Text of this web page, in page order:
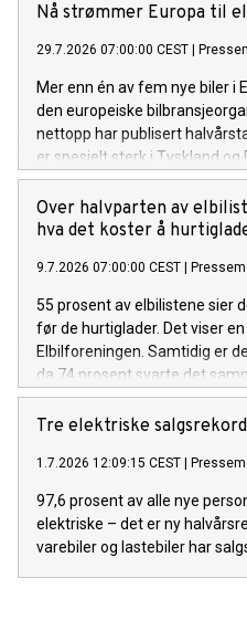
Nå strømmer Europa til
29.7.2026 07:00:00 CEST |
Mer enn én av fem nye biler i
den europeiske
nettopp har publisert
er spesielt sterk i Tyskland og
Over halvparten av
hva det koster å
9.7.2026 07:00:00 CEST |
55 prosent av elbilistene sier
før de hurtiglader. Det viser
Elbilforeningen. Samtidig er
da 74 prosent svarte det
Tre elektriske
1.7.2026 12:09:15 CEST |
97,6 prosent av alle nye
elektriske – det er ny
varebiler og lastebiler har